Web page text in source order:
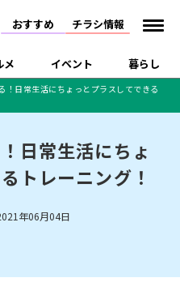
おすすめ チラシ情報
メ イベント 暮らし
下越
上越
閉店
開店まとめ
店
現地レポート
洋食
ランチ
祭り・伝統行事
ライブ・コンサート
にいがた酒の陣・新潟
住宅メーカー・工務
店
フィットネス・ジム
インタビュー
ドラッグストア・ホーム
センター
！日常生活にちょっとプラスしてできる
日常生活にちょ
トレーニング！
年06月04日